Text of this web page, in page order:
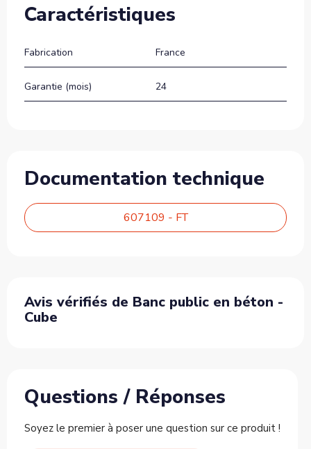
Caractéristiques
Fabrication France
Garantie (mois) 24
Documentation technique
607109 - FT
Avis vérifiés de Banc public en béton -
Cube
Questions / Réponses
Soyez le premier à poser une question sur ce produit !